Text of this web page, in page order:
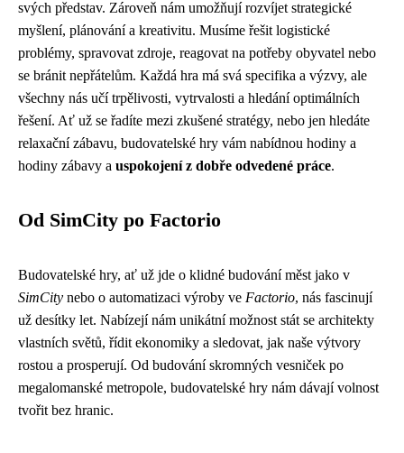
svých představ. Zároveň nám umožňují rozvíjet strategické
myšlení, plánování a kreativitu. Musíme řešit logistické
problémy, spravovat zdroje, reagovat na potřeby obyvatel nebo
se bránit nepřátelům. Každá hra má svá specifika a výzvy, ale
všechny nás učí trpělivosti, vytrvalosti a hledání optimálních
řešení. Ať už se řadíte mezi zkušené stratégy, nebo jen hledáte
relaxační zábavu, budovatelské hry vám nabídnou hodiny a
hodiny zábavy a uspokojení z dobře odvedené práce.
Od SimCity po Factorio
Budovatelské hry, ať už jde o klidné budování měst jako v
SimCity nebo o automatizaci výroby ve Factorio, nás fascinují
už desítky let. Nabízejí nám unikátní možnost stát se architekty
vlastních světů, řídit ekonomiky a sledovat, jak naše výtvory
rostou a prosperují. Od budování skromných vesniček po
megalomanské metropole, budovatelské hry nám dávají volnost
tvořit bez hranic.